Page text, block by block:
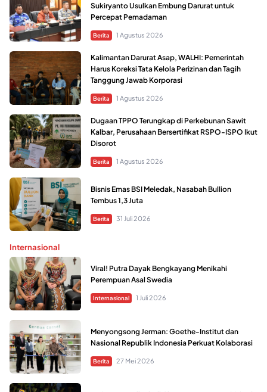
Sukiryanto Usulkan Embung Darurat untuk
Percepat Pemadaman
Berita 1 Agustus 2026
Kalimantan Darurat Asap, WALHI: Pemerintah
Harus Koreksi Tata Kelola Perizinan dan Tagih
Tanggung Jawab Korporasi
Berita 1 Agustus 2026
Dugaan TPPO Terungkap di Perkebunan Sawit
Kalbar, Perusahaan Bersertifikat RSPO-ISPO Ikut
Disorot
Berita 1 Agustus 2026
Bisnis Emas BSI Meledak, Nasabah Bullion
Tembus 1,3 Juta
Berita 31 Juli 2026
Internasional
Viral! Putra Dayak Bengkayang Menikahi
Perempuan Asal Swedia
Internasional 1 Juli 2026
Menyongsong Jerman: Goethe-Institut dan
Nasional Republik Indonesia Perkuat Kolaborasi
Berita 27 Mei 2026